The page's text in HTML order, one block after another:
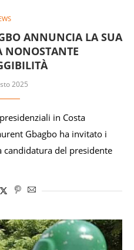
ANNUNCIA LA SUA
NONOSTANTE
2025
in Costa
Gbagbo ha invitato i
del presidente